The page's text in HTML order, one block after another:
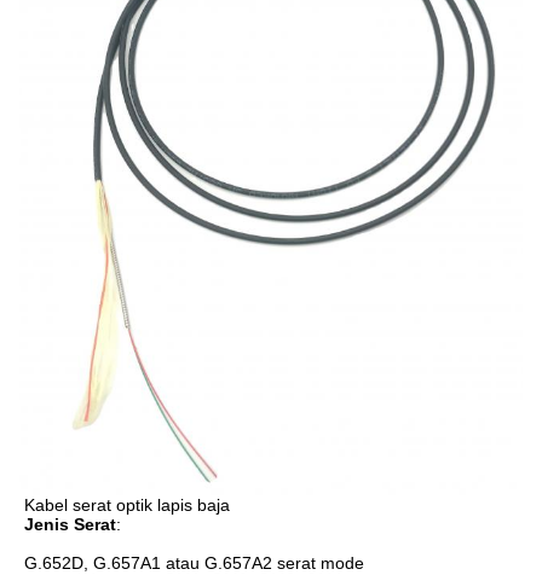
Kabel serat optik lapis baja
Jenis Serat:
G.652D, G.657A1 atau G.657A2 serat mode